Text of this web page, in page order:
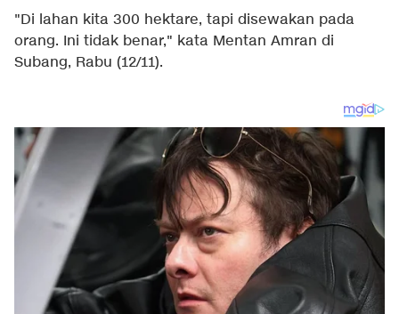
"Di lahan kita 300 hektare, tapi disewakan pada
orang. Ini tidak benar," kata Mentan Amran di
Subang, Rabu (12/11).